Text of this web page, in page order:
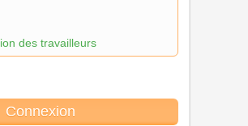
des travailleurs
Connexion